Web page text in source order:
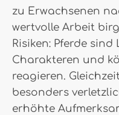
zu Erwachsenen
wertvolle Arbeit
Risiken: Pferde
Charakteren und
reagieren.
besonders
erhöhte